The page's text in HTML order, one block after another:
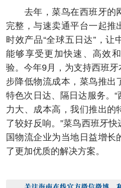
去年，菜鸟在西班牙的
完整，与速卖通平台一起推
时效产品“全球五日达”，让
能够享受更加快速、高效
验。今年9月，为支持西班
步降低物流成本，菜鸟推出
特色次日达、隔日达服务。
力大、成本高，我们推出的
了较好反响。”菜鸟西班牙
国物流企业为当地日益增长
了更加优质的解决方案。